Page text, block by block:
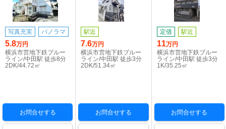
写真充実 パノラマ
5.8万円
横浜市営地下鉄ブルー
ライン/中田駅 徒歩8分
2DK/44.72㎡
お問合せする
駅近
7.6万円
横浜市営地下鉄ブルー
ライン/中田駅 徒歩3分
2DK/51.34㎡
お問合せする
定借 駅近
11万円
横浜市営地下鉄ブルー
ライン/中田駅 徒歩3分
1K/35.25㎡
お問合せする